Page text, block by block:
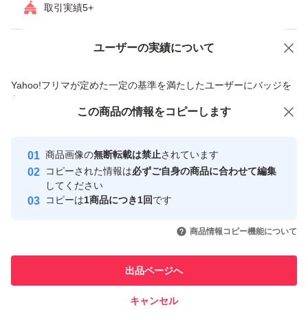
取引実績5+
ユーザーの実績について
Yahoo!フリマが定めた一定の基準を満たしたユーザーにバッジを
付与しています
安心取引出品者
心・安全なユーザーです
取引実績
引を完了させた実績があります
での取引実績があります
価格の相談 商品への質問
この商品の情報をコピーします
商品画像の無断転載は禁止されています
コピーされた情報は必ずご自身の商品に合わせて編集
してください
コピーは1商品につき1回です
商品情報コピー機能について
出品ページへ
キャンセル
この商品をみている人にオススメ